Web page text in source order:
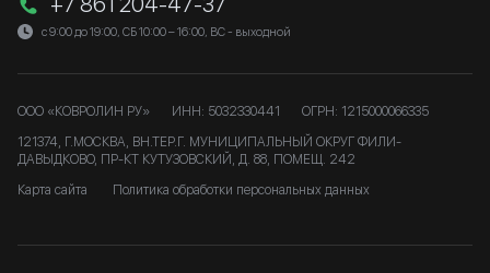
с 9:00 до 19:00, СБ 10:00 – 16:00, ВС - выходной
ООО «КОВРОЛИН РУ» ИНН: 5032330441
ОГРН: 1215000066335
121374, Г.МОСКВА, ВН.ТЕР.Г. МУНИЦИПАЛЬНЫЙ ОКРУГ ФИЛИ-
ДАВЫДКОВО, ПР-КТ КУТУЗОВСКИЙ, Д. 88, ПОМЕЩ. 242
Карта сайта
Политика обработки персональных данных